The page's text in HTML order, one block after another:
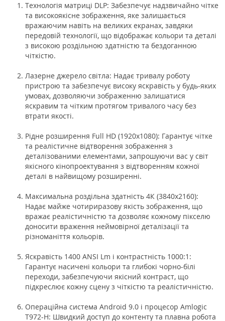
Технологія матриці DLP: Забезпечує надзвичайно чітке
та високоякісне зображення, яке залишається
вражаючим навіть на великих екранах, завдяки
передовій технології, що відображає кольори та деталі
з високою роздільною здатністю та бездоганною
чіткістю.
Лазерне джерело світла: Надає тривалу роботу
пристрою та забезпечує високу яскравість у будь-яких
умовах, дозволяючи зображенню залишатися
яскравим та чітким протягом тривалого часу без
втрати якості.
Рідне розширення Full HD (1920x1080): Гарантує чітке
та реалістичне відтворення зображення з
деталізованими елементами, запрошуючи вас у світ
якісного кінопроектування з відтворенням кожної
деталі в найвищому розширенні.
Максимальна роздільна здатність 4К (3840x2160):
Надає майже чотириразову якість зображення, що
вражає реалістичністю та дозволяє кожному пікселю
доносити враження неймовірної деталізації та
різноманіття кольорів.
Яскравість 1400 ANSI Lm і контрастність 1000:1:
Гарантує насичені кольори та глибокі чорно-білі
переходи, забезпечуючи якісний контраст, що
підкреслює кожну сцену з чіткістю та реалістичністю.
Операційна система Android 9.0 і процесор Amlogic
T972-H: Швидкий доступ до контенту та плавна робота